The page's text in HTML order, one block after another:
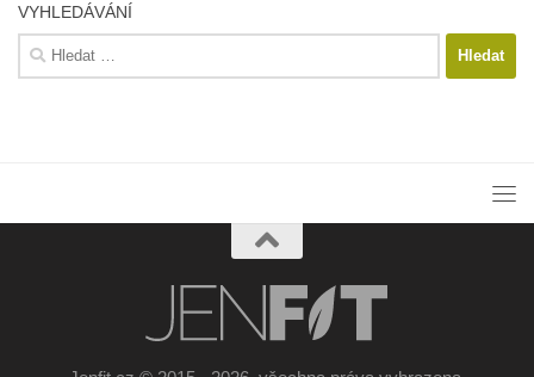
VYHLEDÁVÁNÍ
Vyhledávání